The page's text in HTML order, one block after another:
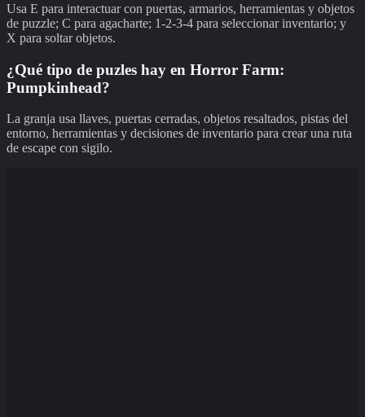
Usa E para interactuar con puertas, armarios, herramientas y objetos
de puzzle; C para agacharte; 1-2-3-4 para seleccionar inventario; y
X para soltar objetos.
¿Qué tipo de puzles hay en Horror Farm:
Pumpkinhead?
La granja usa llaves, puertas cerradas, objetos resaltados, pistas del
entorno, herramientas y decisiones de inventario para crear una ruta
de escape con sigilo.